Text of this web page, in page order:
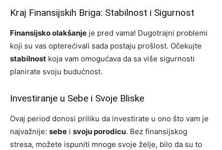
Kraj Finansijskih Briga: Stabilnost i Sigurnost
Finansijsko olakšanje je pred vama! Dugotrajni problemi
koji su vas opterećivali sada postaju prošlost. Očekujte
stabilnost koja vam omogućava da sa više sigurnosti
planirate svoju budućnost.
Investiranje u Sebe i Svoje Bliske
Ovaj period donosi priliku da investirate u ono što vam je
najvažnije: sebe i svoju porodicu. Bez finansijskog
stresa, možete ispuniti mnoge svoje želje, bilo da su to